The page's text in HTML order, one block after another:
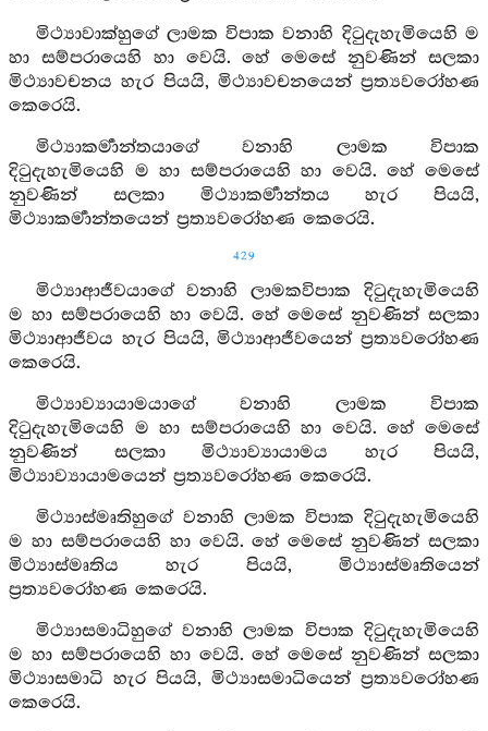
මිථ්‍යාවාක්හුගේ ලාමක විපාක වනාහි දිටුදැහැමියෙහි ම
හා සම්පරායෙහි හා වෙයි. හේ මෙසේ නුවණින් සලකා
මිථ්‍යාවචනය හැර පියයි, මිථ්‍යාවචනයෙන් ප්‍රත්‍යවරෝහණ
කෙරෙයි.
මිථ්‍යාකර්‍මාන්තයාගේ වනාහි ලාමක විපාක
දිටුදැහැමියෙහි ම හා සම්පරායෙහි හා වෙයි. හේ මෙසේ
නුවණින් සලකා මිථ්‍යාකර්‍මාන්තය හැර පියයි,
මිථ්‍යාකර්‍මාන්තයෙන් ප්‍රත්‍යවරෝහණ කෙරෙයි.
429
මිථ්‍යාආජීවයාගේ වනාහි ලාමකවිපාක දිටුදැහැමියෙහි
ම හා සම්පරායෙහි හා වෙයි. හේ මෙසේ නුවණින් සලකා
මිථ්‍යාආජීවය හැර පියයි, මිථ්‍යාආජීවයෙන් ප්‍රත්‍යවරෝහණ
කෙරෙයි.
මිථ්‍යාව්‍යායාමයාගේ වනාහි ලාමක විපාක
දිටුදැහැමියෙහි ම හා සම්පරායෙහි හා වෙයි. හේ මෙසේ
නුවණින් සලකා මිථ්‍යාව්‍යායාමය හැර පියයි,
මිථ්‍යාව්‍යායාමයෙන් ප්‍රත්‍යවරෝහණ කෙරෙයි.
මිථ්‍යාස්මෘතිහුගේ වනාහි ලාමක විපාක දිටුදැහැමියෙහි
ම හා සම්පරායෙහි හා වෙයි. හේ මෙසේ නුවණින් සලකා
මිථ්‍යාස්මෘතිය හැර පියයි, මිථ්‍යාස්මෘතියෙන්
ප්‍රත්‍යවරෝහණ කෙරෙයි.
මිථ්‍යාසමාධිහුගේ වනාහි ලාමක විපාක දිටුදැහැමියෙහි
ම හා සම්පරායෙහි හා වෙයි. හේ මෙසේ නුවණින් සලකා
මිථ්‍යාසමාධි හැර පියයි, මිථ්‍යාසමාධියෙන් ප්‍රත්‍යවරෝහණ
කෙරෙයි.